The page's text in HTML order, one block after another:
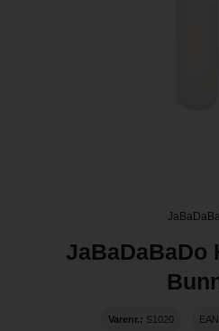
JaBaDaBaDo
Varenr.: S1020